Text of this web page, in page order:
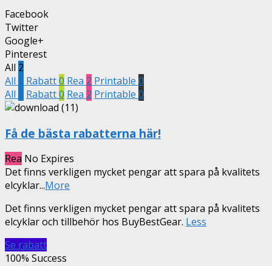
Facebook
Twitter
Google+
Pinterest
All 2
All
Rabatt0 Rea 2 Printable 0
All
Rabatt0 Rea 2 Printable 0
Få de bästa rabatterna här!
Rea No Expires
Det finns verkligen mycket pengar att spara på kvalitets
elcyklar...More
Det finns verkligen mycket pengar att spara på kvalitets
elcyklar och tillbehör hos BuyBestGear. Less
Se rabatt
100% Success